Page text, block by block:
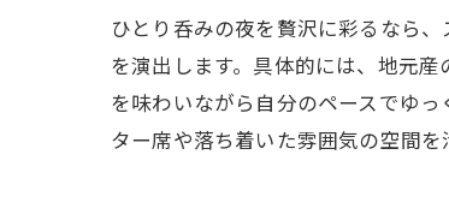
ひとり呑みの夜を贅沢に彩るなら
を演出します。具体的には、地元
を味わいながら自分のペースでゆ
ター席や落ち着いた雰囲気の空間